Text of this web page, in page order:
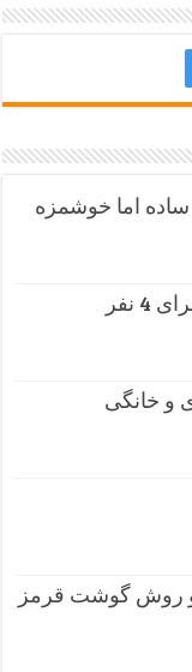
ساده اما خوشمزه
نفر
و خانگی
روش گوشت قرمز